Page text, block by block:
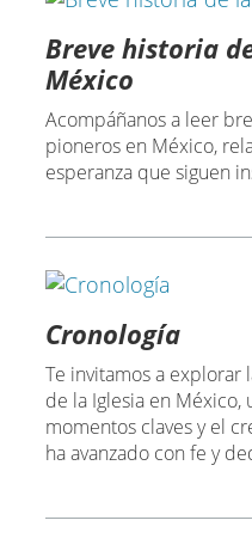
Breve historia
México
Acompáñanos a leer
pioneros en México,
esperanza que siguen
Cronología
Te invitamos a explorar
de la Iglesia en México,
momentos claves y el
ha avanzado con fe y